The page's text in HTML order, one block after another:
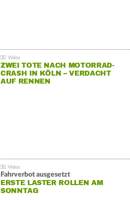
ZWEI TOTE NACH MOTORRAD-
CRASH IN KÖLN – VERDACHT
AUF RENNEN
Fahrverbot ausgesetzt
ERSTE LASTER ROLLEN AM
SONNTAG